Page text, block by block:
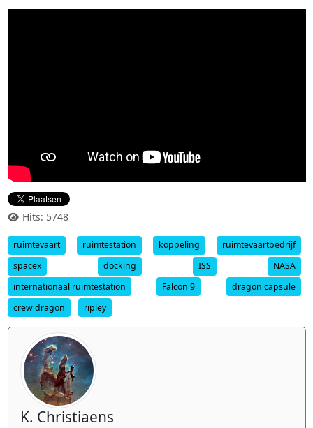
Hits: 5748
ruimtevaart ruimtestation koppeling
ruimtevaartbedrijf
spacex
docking ISS
NASA
internationaal ruimtestation
Falcon 9
dragon capsule
crew dragon
ripley
K. Christiaens